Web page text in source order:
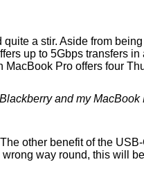
a stir. Aside from
up to 5Gbps transfers
Pro offers four
and my MacBook
other benefit of the
way round, this will